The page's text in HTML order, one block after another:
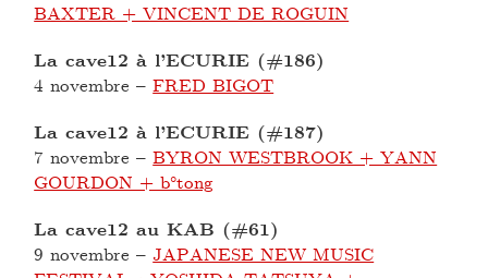
BAXTER + VINCENT DE ROGUIN
La cave12 à l’ECURIE (#186)
4 novembre –FRED BIGOT
La cave12 à l’ECURIE (#187)
7 novembre –BYRON WESTBROOK + YANN
GOURDON + b°tong
La cave12 au KAB (#61)
9 novembre –JAPANESE NEW MUSIC